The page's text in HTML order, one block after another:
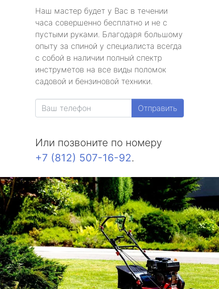
Наш мастер будет у Вас в течении
часа совершенно бесплатно и не с
пустыми руками. Благодаря большому
опыту за спиной у специалиста всегда
с собой в наличии полный спектр
инструметов на все виды поломок
садовой и бензиновой техники.
Отправить
Или позвоните по номеру
+7 (812) 507-16-92.